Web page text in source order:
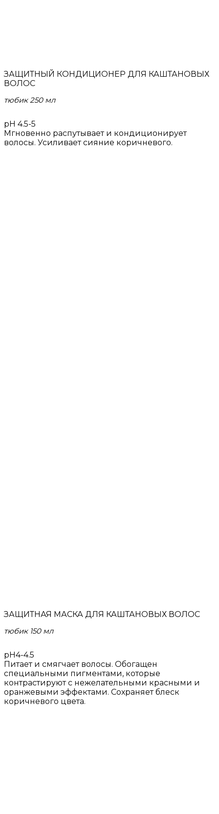
ЗАЩИТНЫЙ КОНДИЦИОНЕР ДЛЯ КАШТАНОВЫХ
ВОЛОС
тюбик 250 мл
рН 4.5-5
Мгновенно распутывает и кондиционирует
волосы. Усиливает сияние коричневого.
ЗАЩИТНАЯ МАСКА ДЛЯ КАШТАНОВЫХ ВОЛОС
тюбик 150 мл
рН4-4.5
Питает и смягчает волосы. Обогащен
специальными пигментами, которые
контрастируют с нежелательными красными и
оранжевыми эффектами. Сохраняет блеск
коричневого цвета.